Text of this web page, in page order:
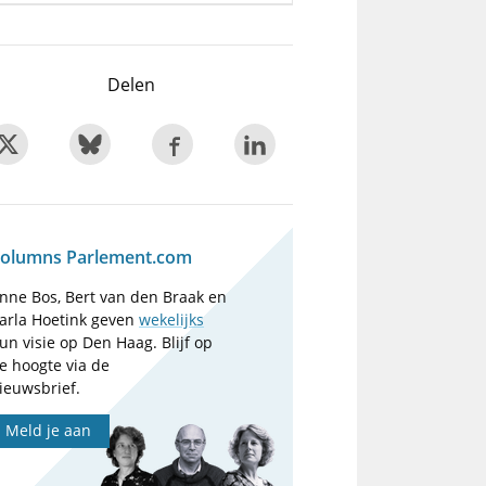
Delen
Parlement.com
Bos, Bert van den Braak en
Hoetink gevenwekelijks
visie op Den Haag. Blijf op
hoogte via de
Meld je aan